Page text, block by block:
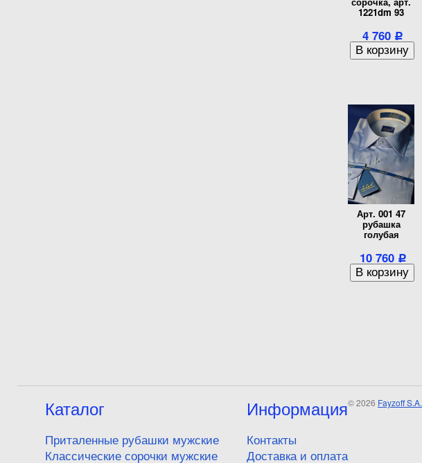
1221dm 93
4 760 Р
Арт. 001 47
рубашка
голубая
10 760 Р
Каталог
Приталенные рубашки мужские
Классические сорочки мужские
Информация
Контакты
Доставка и оплата
© 2026 Fayzoff S.A.